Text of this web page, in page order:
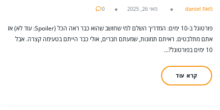
מאת daniel מאי 26, 2025 0
פורטוגל ב-10 ימים: המדריך השלם למי שחושב שהוא כבר ראה הכל (Spoiler: עוד לא) אז
אתם מתלבטים. ראיתם תמונות, שמעתם חברים, אולי כבר הייתם בטעימה קצרה. אבל
10 ימים בפורטוגל?…
קרא עוד